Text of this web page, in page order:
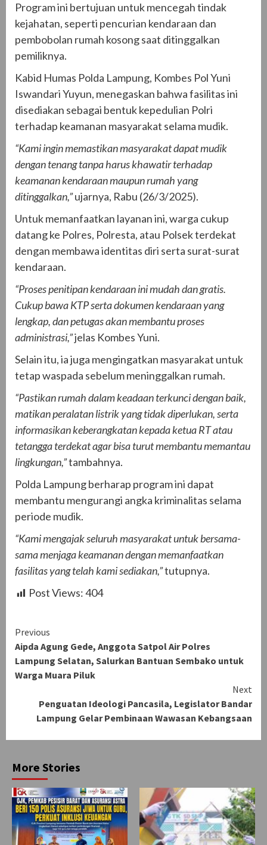
Program ini bertujuan untuk mencegah tindak
kejahatan, seperti pencurian kendaraan dan
pembobolan rumah kosong saat ditinggalkan
pemiliknya.
Kabid Humas Polda Lampung, Kombes Pol Yuni
Iswandari Yuyun, menegaskan bahwa fasilitas ini
disediakan sebagai bentuk kepedulian Polri
terhadap keamanan masyarakat selama mudik.
“Kami ingin memastikan masyarakat dapat mudik
dengan tenang tanpa harus khawatir terhadap
keamanan kendaraan maupun rumah yang
ditinggalkan,”ujarnya, Rabu (26/3/2025).
Untuk memanfaatkan layanan ini, warga cukup
datang ke Polres, Polresta, atau Polsek terdekat
dengan membawa identitas diri serta surat-surat
kendaraan.
“Proses penitipan kendaraan ini mudah dan gratis.
Cukup bawa KTP serta dokumen kendaraan yang
lengkap, dan petugas akan membantu proses
administrasi,”jelas Kombes Yuni.
Selain itu, ia juga mengingatkan masyarakat untuk
tetap waspada sebelum meninggalkan rumah.
“Pastikan rumah dalam keadaan terkunci dengan baik,
matikan peralatan listrik yang tidak diperlukan, serta
informasikan keberangkatan kepada ketua RT atau
tetangga terdekat agar bisa turut membantu memantau
lingkungan,”tambahnya.
Polda Lampung berharap program ini dapat
membantu mengurangi angka kriminalitas selama
periode mudik.
“Kami mengajak seluruh masyarakat untuk bersama-
sama menjaga keamanan dengan memanfaatkan
fasilitas yang telah kami sediakan,”tutupnya.
Post Views:404
Continue
Reading
Previous
Aipda Agung Gede, Anggota Satpol Air Polres
Lampung Selatan, Salurkan Bantuan Sembako untuk
Warga Muara Piluk
Next
Penguatan Ideologi Pancasila, Legislator Bandar
Lampung Gelar Pembinaan Wawasan Kebangsaan
More Stories